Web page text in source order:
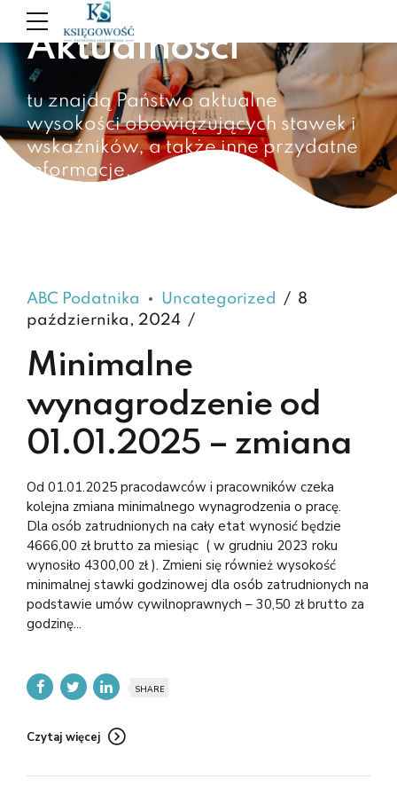
Aktualności
tu znajdą Państwo aktualne
wysokości obowiązujących stawek i
wskaźników, a także inne przydatne
informacje.
ABC Podatnika Uncategorized
8
października, 2024
Minimalne
wynagrodzenie od
01.01.2025 – zmiana
Od 01.01.2025 pracodawców i pracowników czeka
kolejna zmiana minimalnego wynagrodzenia o pracę.
Dla osób zatrudnionych na cały etat wynosić będzie
4666,00 zł brutto za miesiąc ( w grudniu 2023 roku
wynosiło 4300,00 zł ). Zmieni się również wysokość
minimalnej stawki godzinowej dla osób zatrudnionych na
podstawie umów cywilnoprawnych – 30,50 zł brutto za
godzinę...
SHARE
Czytaj więcej